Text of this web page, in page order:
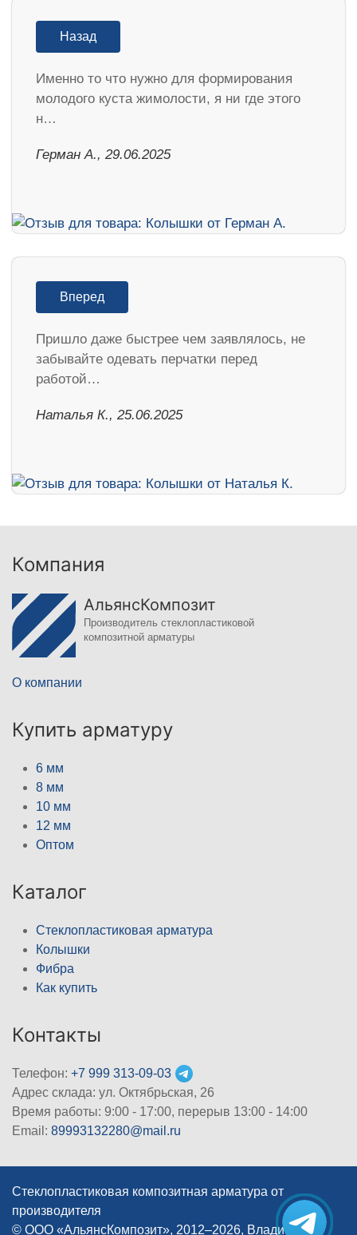
Назад
Именно то что нужно для формирования
молодого куста жимолости, я ни где этого
н…
Герман А., 29.06.2025
Вперед
Пришло даже быстрее чем заявлялось, не
забывайте одевать перчатки перед
работой…
Наталья К., 25.06.2025
Компания
АльянсКомпозит
Производитель стеклопластиковой
композитной арматуры
О компании
Купить арматуру
6 мм
8 мм
10 мм
12 мм
Оптом
Каталог
Стеклопластиковая арматура
Колышки
Фибра
Как купить
Контакты
Телефон: +7 999 313-09-03
Адрес склада: ул. Октябрьская, 26
Время работы: 9:00 - 17:00, перерыв 13:00 - 14:00
Email: 89993132280@mail.ru
Стеклопластиковая композитная арматура от
производителя
© ООО «АльянсКомпозит», 2012–2026, Владимир